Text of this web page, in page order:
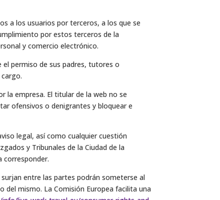
a los usuarios por terceros, a los que se
por estos terceros de la
y comercio electrónico.
el permiso de sus padres, tutores o
la empresa. El titular de la web no se
ofensivos o denigrantes y bloquear e
legal, así como cualquier cuestión
y Tribunales de la Ciudad de la
corresponder.
entre las partes podrán someterse al
mismo. La Comisión Europea facilita una